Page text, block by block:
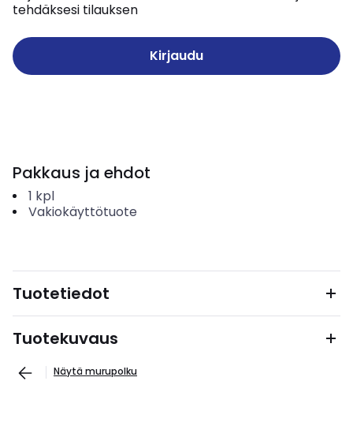
tehdäksesi tilauksen
Kirjaudu
Pakkaus ja ehdot
1 kpl
Vakiokäyttötuote
Tuotetiedot
Tuotekuvaus
Näytä murupolku